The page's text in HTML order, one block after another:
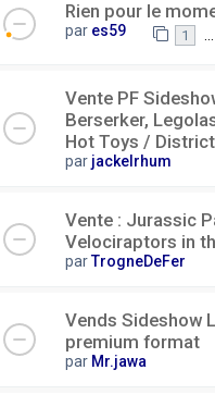
Rien pour le
par es59 1
Vente PF
Berserker,
Hot Toys /
par jackelrhum
Vente : Jurassic
Velociraptors in
parTrogneDeFer
Vends Sideshow
premium format
par Mr.jawa